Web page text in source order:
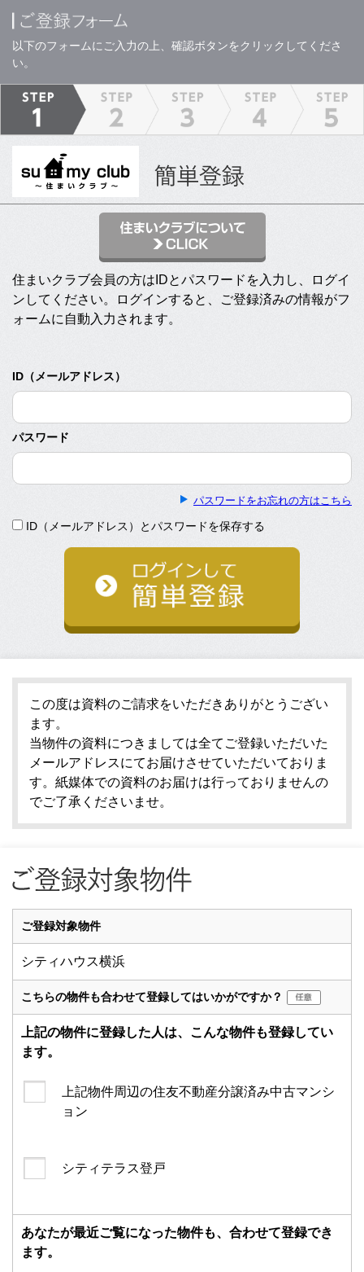
以下のフォームにご入力の上、確認ボタンをクリックしてくださ
い。
住まいクラブ会員の方はIDとパスワードを入力し、ログイ
ンしてください。ログインすると、ご登録済みの情報がフ
ォームに自動入力されます。
ID（メールアドレス）
パスワード
パスワードをお忘れの方はこちら
ID（メールアドレス）とパスワードを保存する
この度は資料のご請求をいただきありがとうござい
ます。
当物件の資料につきましては全てご登録いただいた
メールアドレスにてお届けさせていただいておりま
す。紙媒体での資料のお届けは行っておりませんの
でご了承くださいませ。
ご登録対象物件
シティハウス横浜
こちらの物件も合わせて登録してはいかがですか？
上記の物件に登録した人は、こんな物件も登録してい
ます。
上記物件周辺の住友不動産分譲済み中古マンシ
ョン
シティテラス登戸
あなたが最近ご覧になった物件も、合わせて登録でき
ます。